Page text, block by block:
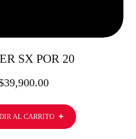
SX POR 20
39,900.00
AL CARRITO